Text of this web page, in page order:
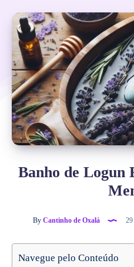
Banho de Logun
By Cantinho de Oxalá
Navegue pelo Conteúdo